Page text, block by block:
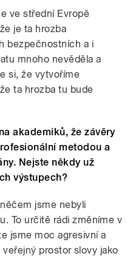
ve střední Evropě
je ta hrozba
bezpečnostních a i
mnoho nevěděla a
si, že vytvoříme
ta hrozba tu bude
akademiků, že závěry
metodou a
Nejste někdy už
výstupech?
jsme nebyli
To určitě rádi změníme v
jsme moc agresivní a
prostor slovy jako